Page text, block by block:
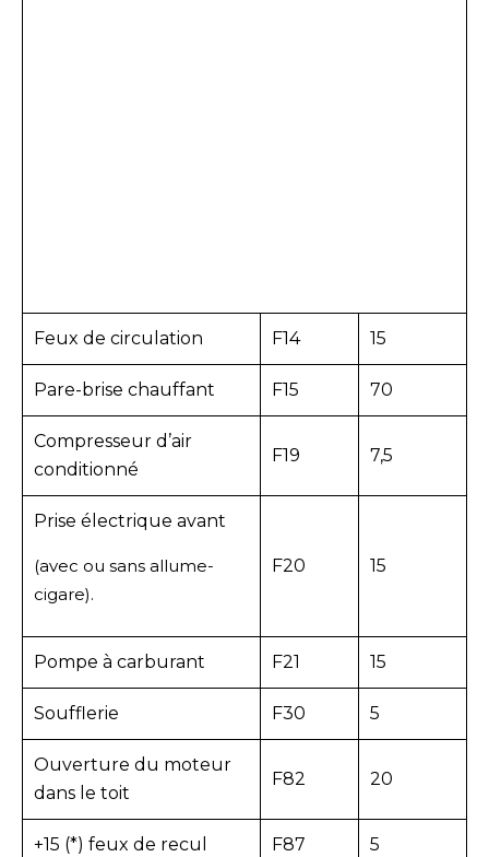
Feux de circulation F14 15
Pare-brise chauffant F15 70
Compresseur d’air
conditionné
F19 7,5
Prise électrique avant
(avec ou sans allume-
cigare).
F20 15
Pompe à carburant F21 15
Soufflerie F30 5
Ouverture du moteur
dans le toit
F82 20
+15 (*) feux de recul F87 5